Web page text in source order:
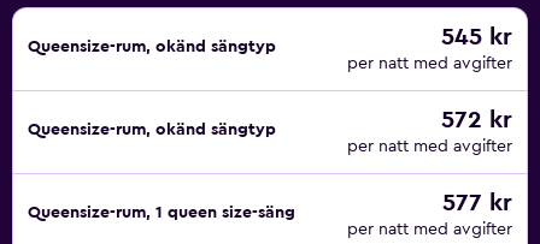
Queensize-rum, okänd sängtyp 545 kr
per natt med avgifter
Queensize-rum, okänd sängtyp 572 kr
per natt med avgifter
Queensize-rum, 1 queen size-säng 577 kr
per natt med avgifter